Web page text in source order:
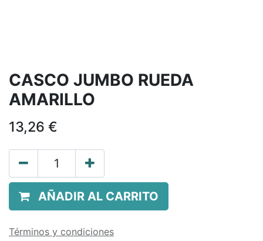
CASCO JUMBO RUEDA
AMARILLO
13,26 €
AÑADIR AL CARRITO
Términos y condiciones